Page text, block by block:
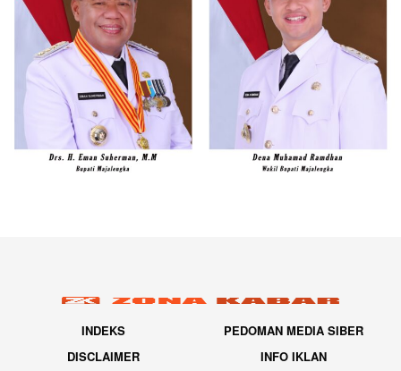
INDEKS
PEDOMAN MEDIA SIBER
DISCLAIMER
INFO IKLAN